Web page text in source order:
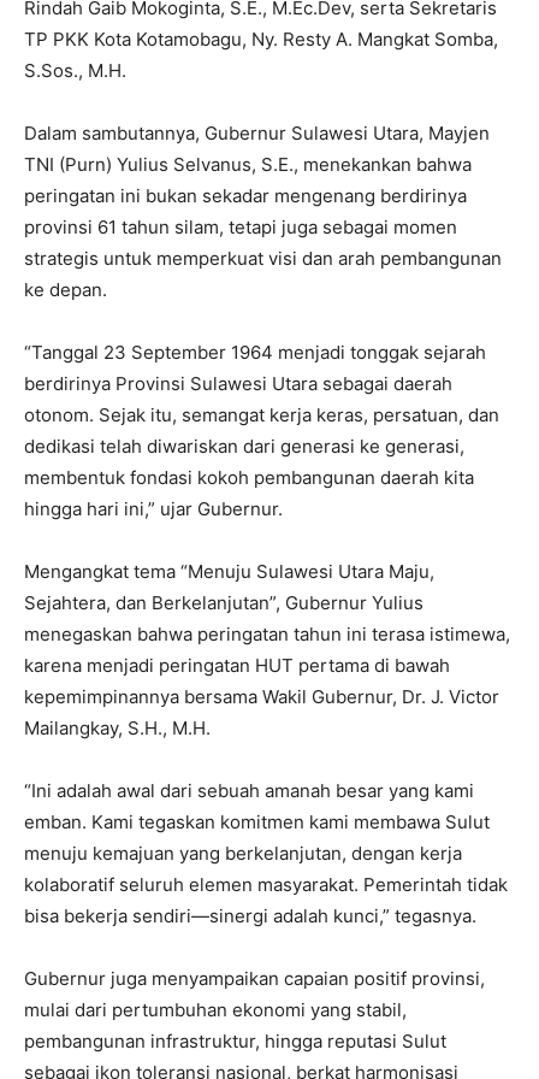
Rindah Gaib Mokoginta, S.E., M.Ec.Dev, serta Sekretaris
TP PKK Kota Kotamobagu, Ny. Resty A. Mangkat Somba,
S.Sos., M.H.
Dalam sambutannya, Gubernur Sulawesi Utara, Mayjen
TNI (Purn) Yulius Selvanus, S.E., menekankan bahwa
peringatan ini bukan sekadar mengenang berdirinya
provinsi 61 tahun silam, tetapi juga sebagai momen
strategis untuk memperkuat visi dan arah pembangunan
ke depan.
“Tanggal 23 September 1964 menjadi tonggak sejarah
berdirinya Provinsi Sulawesi Utara sebagai daerah
otonom. Sejak itu, semangat kerja keras, persatuan, dan
dedikasi telah diwariskan dari generasi ke generasi,
membentuk fondasi kokoh pembangunan daerah kita
hingga hari ini,” ujar Gubernur.
Mengangkat tema “Menuju Sulawesi Utara Maju,
Sejahtera, dan Berkelanjutan”, Gubernur Yulius
menegaskan bahwa peringatan tahun ini terasa istimewa,
karena menjadi peringatan HUT pertama di bawah
kepemimpinannya bersama Wakil Gubernur, Dr. J. Victor
Mailangkay, S.H., M.H.
“Ini adalah awal dari sebuah amanah besar yang kami
emban. Kami tegaskan komitmen kami membawa Sulut
menuju kemajuan yang berkelanjutan, dengan kerja
kolaboratif seluruh elemen masyarakat. Pemerintah tidak
bisa bekerja sendiri—sinergi adalah kunci,” tegasnya.
Gubernur juga menyampaikan capaian positif provinsi,
mulai dari pertumbuhan ekonomi yang stabil,
pembangunan infrastruktur, hingga reputasi Sulut
sebagai ikon toleransi nasional, berkat harmonisasi